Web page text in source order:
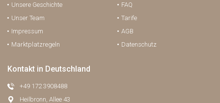
Unsere Geschichte
Unser Team
Impressum
Marktplatzregeln
FAQ
Tarife
AGB
Datenschutz
Kontakt in Deutschland
+49 172 3908488
Heilbronn, Allee 43